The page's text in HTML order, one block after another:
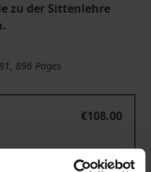
zu der Sittenlehre
896 Pages
€108.00